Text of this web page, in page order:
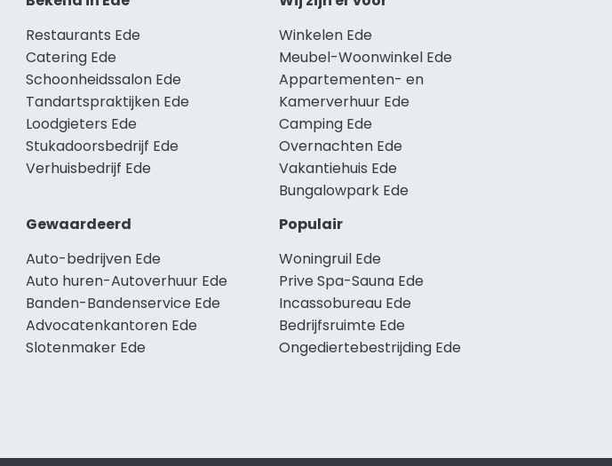
Restaurants Ede
Catering Ede
Schoonheidssalon Ede
Tandartspraktijken Ede
Loodgieters Ede
Stukadoorsbedrijf Ede
Verhuisbedrijf Ede
Winkelen Ede
Meubel-Woonwinkel Ede
Appartementen- en
Kamerverhuur Ede
Camping Ede
Overnachten Ede
Vakantiehuis Ede
Bungalowpark Ede
Gewaardeerd
Auto-bedrijven Ede
Auto huren-Autoverhuur Ede
Banden-Bandenservice Ede
Advocatenkantoren Ede
Slotenmaker Ede
Populair
Woningruil Ede
Prive Spa-Sauna Ede
Incassobureau Ede
Bedrijfsruimte Ede
Ongediertebestrijding Ede